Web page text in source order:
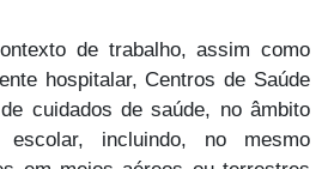
de trabalho, assim como
hospitalar, Centros de Saúde
cuidados de saúde, no âmbito
incluindo, no mesmo